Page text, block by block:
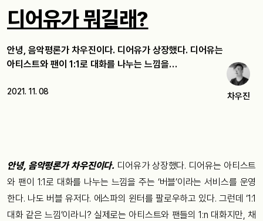
디어유가 뭐길래?
안녕, 음악평론가 차우진이다. 디어유가 상장했다. 디어유는
아티스트와 팬이 1:1로 대화를 나누는 느낌을…
2021. 11. 08 차우진
안녕, 음악평론가 차우진이다. 디어유가 상장했다. 디어유는 아티스트
와 팬이 1:1로 대화를 나누는 느낌을 주는 ‘버블’이라는 서비스를 운영
한다. 나도 버블 유저다. 에스파의 윈터를 팔로우하고 있다. 그런데 ‘1:1
대화 같은 느낌’이라니? 실제로는 아티스트와 팬들의 1:n 대화지만, 채